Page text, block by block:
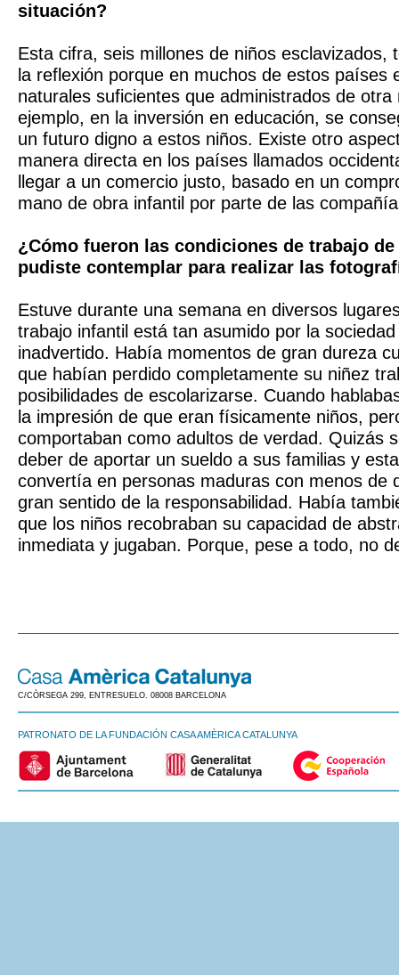
situación?
Esta cifra, seis millones de niños esclavizados,
la reflexión porque en muchos de estos países
naturales suficientes que administrados de
ejemplo, en la inversión en educación, se
un futuro digno a estos niños. Existe otro
manera directa en los países llamados
llegar a un comercio justo, basado en un
mano de obra infantil por parte de las
¿Cómo fueron las condiciones de trabajo
pudiste contemplar para realizar las
Estuve durante una semana en diversos
trabajo infantil está tan asumido por la
inadvertido. Había momentos de gran dureza
que habían perdido completamente su niñez
posibilidades de escolarizarse. Cuando
la impresión de que eran físicamente niños,
comportaban como adultos de verdad. Quizás
deber de aportar un sueldo a sus familias y
convertía en personas maduras con menos de
gran sentido de la responsabilidad. Había
que los niños recobraban su capacidad de
inmediata y jugaban. Porque, pese a todo, no
C/CÒRSEGA 299, ENTRESUELO. 08008 BARCELONA
PATRONATO DE LA FUNDACIÓN CASA AMÈRICA CATALUNYA